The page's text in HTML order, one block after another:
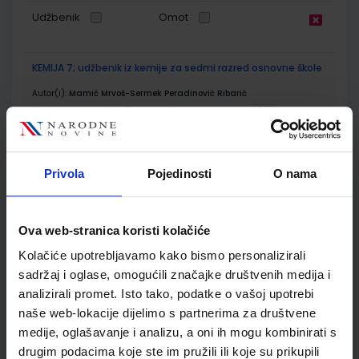
Privola Pojedinosti O nama
Ova web-stranica koristi kolačiće
Kolačiće upotrebljavamo kako bismo personalizirali
sadržaj i oglase, omogućili značajke društvenih medija i
analizirali promet. Isto tako, podatke o vašoj upotrebi
naše web-lokacije dijelimo s partnerima za društvene
medije, oglašavanje i analizu, a oni ih mogu kombinirati s
drugim podacima koje ste im pružili ili koje su prikupili
Udžbenik Omot
KEMIJA 7; udžbenik iz kemije za sedmi razred osnovne škole
Autor(i): Mamić Mrvoš-Sermek Peradinović Ribarić
Nakladnik:ALFA d.d. Registarski broj ministarstva:6086
SKU: 556218
ŠIFRA OMOTA:
KEMIJA 7; radna bilježnica iz kemije za sedmi razred
osnovne škole
Autor(i):Mamić Mrvoš-Sermeki Peradinović Ribarić
Nakladnik: ALFA d.d. Registarski broj ministarstva:6086-DOM
SKU: 556482 CIJENA: